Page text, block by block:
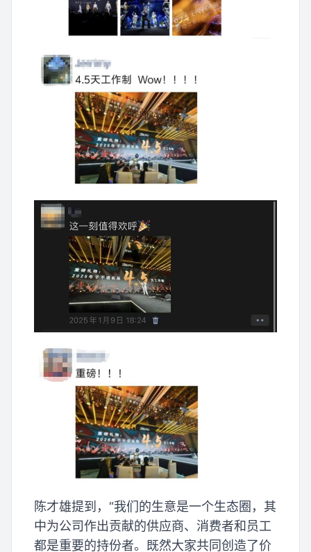
陈才雄提到，“我们的生意是一个生态圈，其
中为公司作出贡献的供应商、消费者和员工
都是重要的持份者。既然大家共同创造了价